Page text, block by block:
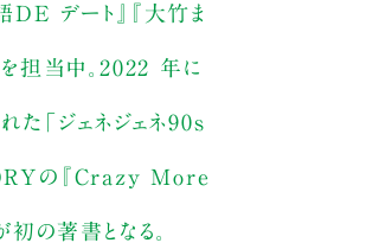
デート』『大竹ま
を担当中。2022 年に
た「ジェネジェネ90s
の『Crazy More
の著書となる。